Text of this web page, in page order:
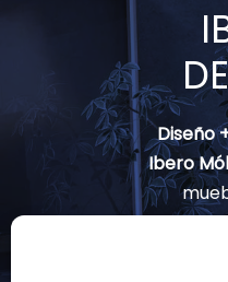
Diseño
Ibero